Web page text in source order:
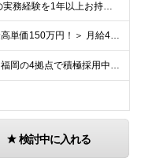
■学歴不問 ■IT業界での実務経験を1年以上お持ちの方 ★経験した業務範囲／使用言語などの開発環境／前職での雇用形態は一切不問です！ 【設立4年目で440名に拡大中！】 年齢・経験も多様なメンバーが
＜前職給与を保証！最高単価150万円！＞ 月給40万円～120万円+賞与 ◎入社した全員が年収UPしています！平均161万円UP！ ※経験・能力などを考慮の上、決定します。 ※上記給与には、月30
東京・大阪・名古屋・福岡の4拠点で積極採用中。 ※転居を伴う転勤はなし。U・Iターン大歓迎！ ※本社または各拠点近郊のプロジェクト先での勤務となります。 ※プロジェクトにより、フルリモート相談可 【
検討中に入れる